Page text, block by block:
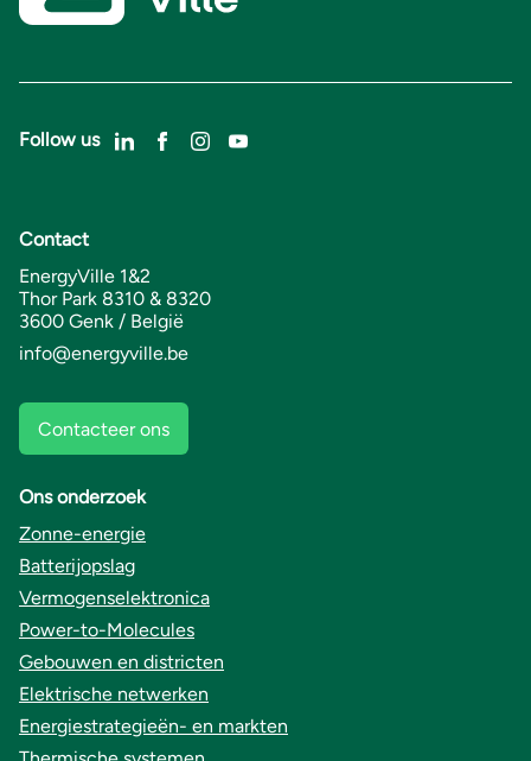
Follow us
Contact
EnergyVille 1&2
Thor Park 8310 & 8320
3600 Genk / België
info@energyville.be
Contacteer ons
Ons onderzoek
Zonne-energie
Batterijopslag
Vermogenselektronica
Power-to-Molecules
Gebouwen en districten
Elektrische netwerken
Energiestrategieën- en markten